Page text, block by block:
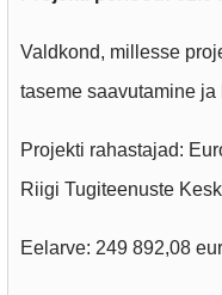
Valdkond, millesse
taseme saavutamine
Projekti rahastajad:
Riigi Tugiteenuste
Eelarve: 249 892,08